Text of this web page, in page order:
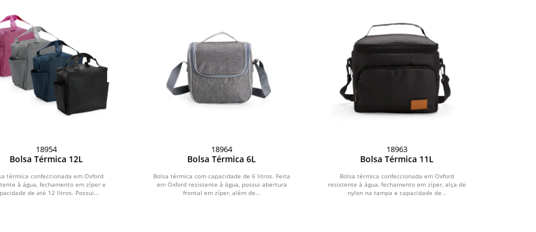
18954
Bolsa Térmica 12L
térmica confeccionada em Oxford
à água, fechamento em zíper e
de até 12 litros. Possui...
18964
Bolsa Térmica 6L
Bolsa térmica com capacidade de 6 litros. Feita
em Oxford resistente à água, possui abertura
frontal em zíper, além de...
18963
Bolsa Térmica 11L
Bolsa térmica confeccionada em Oxford
resistente à água, fechamento em zíper, alça de
nylon na tampa e capacidade de...